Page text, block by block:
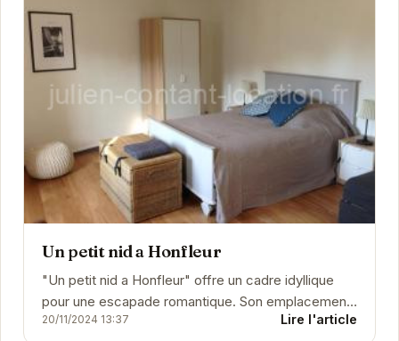
Un petit nid a Honfleur
"Un petit nid a Honfleur" offre un cadre idyllique
pour une escapade romantique. Son emplacement
privilégié au cœur de Honfleur permet de profiter...
20/11/2024 13:37 Lire l'article